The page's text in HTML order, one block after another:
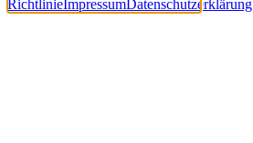
RichtlinieImpressumDatenschutzerklärung